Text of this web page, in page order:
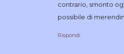
contrario, smonto
possibile di
Rispondi